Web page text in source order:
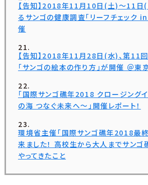
【告知】2018年11月10日(土)〜11日(
るサンゴの健康調査「リーフチェック
催
【告知】2018年11月28日(水)、第11
「サンゴの絵本の作り方」が開催 ＠東
「国際サンゴ礁年2018 クロージング
の海 つなぐ未来へ〜」開催レポート！
環境省主催「国際サンゴ礁年2018最
来ました！ 高校生から大人までサンゴ
やってきたこと